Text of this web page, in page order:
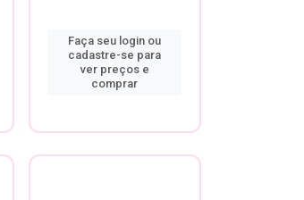
Faça seu login ou
cadastre-se para
ver preços e
comprar